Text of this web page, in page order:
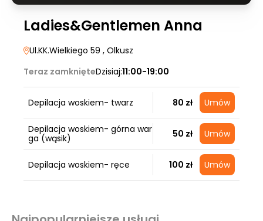
Ladies&Gentlemen Anna
Ul.KK.Wielkiego 59 , Olkusz
Teraz zamknięteDzisiaj:11:00-19:00
Depilacja woskiem- twarz 80 zł Umów
Depilacja woskiem- górna war
ga (wąsik)
50 zł Umów
Depilacja woskiem- ręce 100 zł Umów